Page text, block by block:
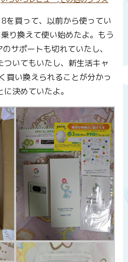
買って、以前から使ってい
り換えて使い始めたよ。もう
サポートも切れていたし、
いてもいたし、新生活キャ
買い換えられることが分かっ
決めていたよ。